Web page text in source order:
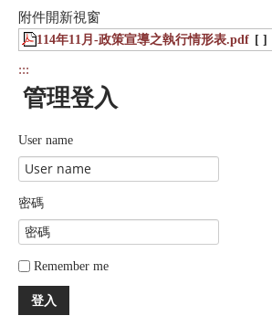
附件開新視窗
114年11月-政策宣導之執行情形表.pdf [ ]
:::
管理登入
User name
密碼
Remember me
登入